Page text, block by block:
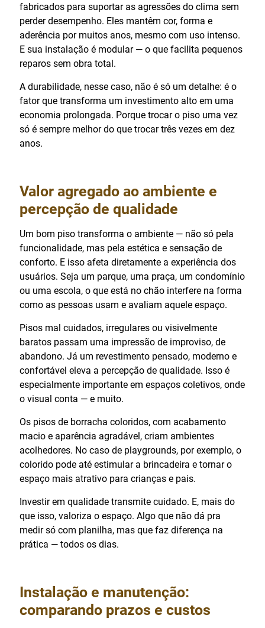
fabricados para suportar as agressões do clima sem
perder desempenho. Eles mantêm cor, forma e
aderência por muitos anos, mesmo com uso intenso.
E sua instalação é modular — o que facilita pequenos
reparos sem obra total.
A durabilidade, nesse caso, não é só um detalhe: é o
fator que transforma um investimento alto em uma
economia prolongada. Porque trocar o piso uma vez
só é sempre melhor do que trocar três vezes em dez
anos.
Valor agregado ao ambiente e
percepção de qualidade
Um bom piso transforma o ambiente — não só pela
funcionalidade, mas pela estética e sensação de
conforto. E isso afeta diretamente a experiência dos
usuários. Seja um parque, uma praça, um condomínio
ou uma escola, o que está no chão interfere na forma
como as pessoas usam e avaliam aquele espaço.
Pisos mal cuidados, irregulares ou visivelmente
baratos passam uma impressão de improviso, de
abandono. Já um revestimento pensado, moderno e
confortável eleva a percepção de qualidade. Isso é
especialmente importante em espaços coletivos, onde
o visual conta — e muito.
Os pisos de borracha coloridos, com acabamento
macio e aparência agradável, criam ambientes
acolhedores. No caso de playgrounds, por exemplo, o
colorido pode até estimular a brincadeira e tornar o
espaço mais atrativo para crianças e pais.
Investir em qualidade transmite cuidado. E, mais do
que isso, valoriza o espaço. Algo que não dá pra
medir só com planilha, mas que faz diferença na
prática — todos os dias.
Instalação e manutenção:
comparando prazos e custos